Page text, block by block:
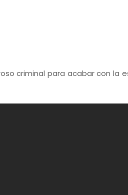
criminal para acabar con la